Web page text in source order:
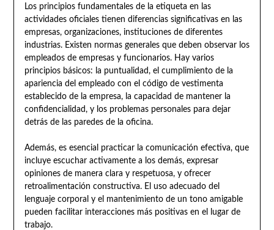
Los principios fundamentales de la etiqueta en las
actividades oficiales tienen diferencias significativas en las
empresas, organizaciones, instituciones de diferentes
industrias. Existen normas generales que deben observar los
empleados de empresas y funcionarios. Hay varios
principios básicos: la puntualidad, el cumplimiento de la
apariencia del empleado con el código de vestimenta
establecido de la empresa, la capacidad de mantener la
confidencialidad, y los problemas personales para dejar
detrás de las paredes de la oficina.
Además, es esencial practicar la comunicación efectiva, que
incluye escuchar activamente a los demás, expresar
opiniones de manera clara y respetuosa, y ofrecer
retroalimentación constructiva. El uso adecuado del
lenguaje corporal y el mantenimiento de un tono amigable
pueden facilitar interacciones más positivas en el lugar de
trabajo.